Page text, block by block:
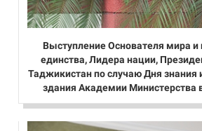
Выступление Основателя мира и
единства, Лидера нации,
Таджикистан по случаю Дня знания
здания Академии Министерства